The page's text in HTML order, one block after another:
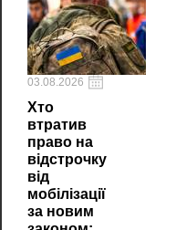
03.08.2026
Хто
втратив
право на
відстрочку
від
мобілізації
за новим